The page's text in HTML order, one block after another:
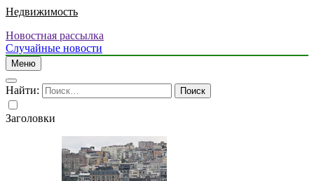
Недвижимость
Новостная рассылка
Случайные новости
Меню
Найти:
Заголовки